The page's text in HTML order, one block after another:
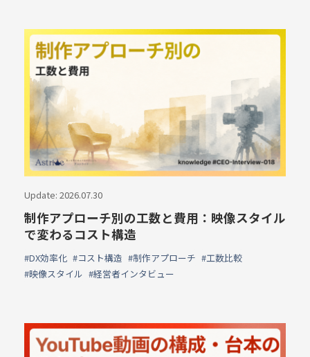
Update: 2026.07.30
制作アプローチ別の工数と費用：映像スタイル
で変わるコスト構造
#DX効率化 #コスト構造 #制作アプローチ #工数比較
#映像スタイル #経営者インタビュー